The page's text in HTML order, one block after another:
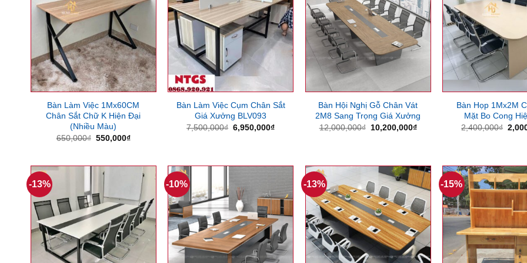
Bàn Làm Việc 1Mx60CM
Chân Sắt Chữ K Hiện Đại
(Nhiều Màu)
650,000₫ Giá
550,000₫Giá
550,000₫.
Bàn Làm Việc Cụm Chân Sắt
Giá Xưởng BLV093
7,500,000₫ Giá
6,950,000₫Giá
Bàn Hội Nghị Gỗ Chân Vát
2M8 Sang Trọng Giá Xưởng
12,000,000₫ Giá
10,200,000₫Giá
Bàn Họp 1Mx2M
Mặt Bo Cong
2,400,000₫ Giá
-13% -10% -13% -15%